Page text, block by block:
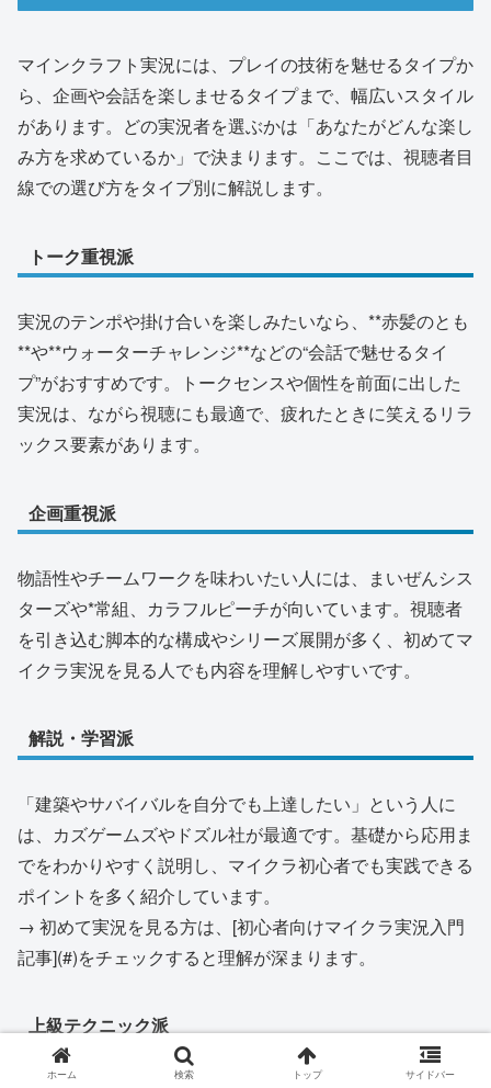
マインクラフト実況には、プレイの技術を魅せるタイプか
ら、企画や会話を楽しませるタイプまで、幅広いスタイル
があります。どの実況者を選ぶかは「あなたがどんな楽し
み方を求めているか」で決まります。ここでは、視聴者目
線での選び方をタイプ別に解説します。
トーク重視派
実況のテンポや掛け合いを楽しみたいなら、**赤髪のとも
**や**ウォーターチャレンジ**などの“会話で魅せるタイ
プ”がおすすめです。トークセンスや個性を前面に出した
実況は、ながら視聴にも最適で、疲れたときに笑えるリラ
ックス要素があります。
企画重視派
物語性やチームワークを味わいたい人には、まいぜんシス
ターズや*常組、カラフルピーチが向いています。視聴者
を引き込む脚本的な構成やシリーズ展開が多く、初めてマ
イクラ実況を見る人でも内容を理解しやすいです。
解説・学習派
「建築やサバイバルを自分でも上達したい」という人に
は、カズゲームズやドズル社が最適です。基礎から応用ま
でをわかりやすく説明し、マイクラ初心者でも実践できる
ポイントを多く紹介しています。
→ 初めて実況を見る方は、[初心者向けマイクラ実況入門
記事](#)をチェックすると理解が深まります。
上級テクニック派
ホーム 検索 トップ サイドバー